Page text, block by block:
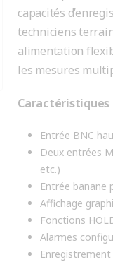
capacités
techniciens
alimentation
les mesures
Caractéristiques
Entrée BNC
Deux entrées
etc.)
Entrée banane
Affichage
Fonctions
Alarmes